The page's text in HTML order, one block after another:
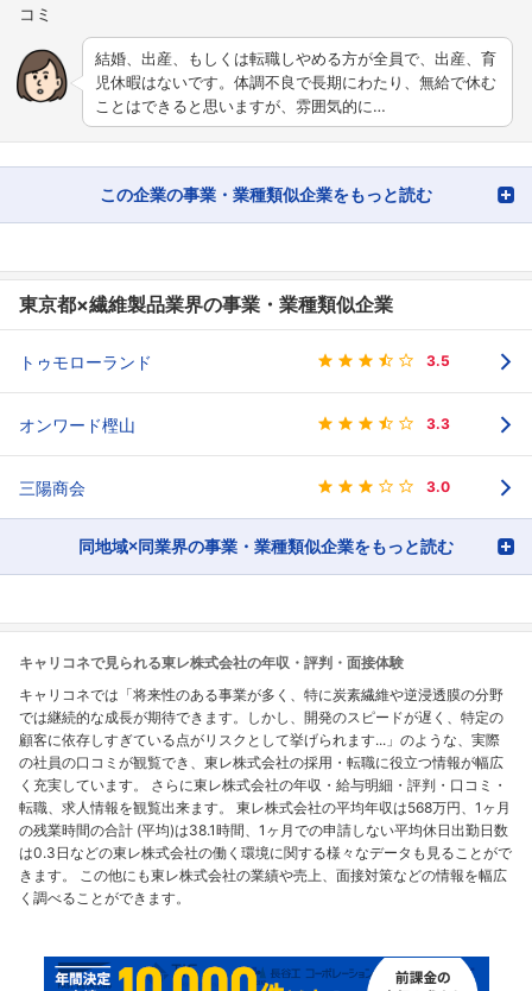
結婚、出産、もしくは転職しやめる方が全員で、出産、育
児休暇はないです。体調不良で長期にわたり、無給で休む
ことはできると思いますが、雰囲気的に…
この企業の事業・業種類似企業をもっと読む
東京都×繊維製品業界の事業・業種類似企業
トゥモローランド 3.5
オンワード樫山 3.3
三陽商会 3.0
同地域×同業界の事業・業種類似企業をもっと読む
キャリコネで見られる東レ株式会社の年収・評判・面接体験
キャリコネでは「将来性のある事業が多く、特に炭素繊維や逆浸透膜の分野
では継続的な成長が期待できます。しかし、開発のスピードが遅く、特定の
顧客に依存しすぎている点がリスクとして挙げられます...」のような、実際
の社員の口コミが観覧でき、東レ株式会社の採用・転職に役立つ情報が幅広
く充実しています。 さらに東レ株式会社の年収・給与明細・評判・口コミ・
転職、求人情報を観覧出来ます。 東レ株式会社の平均年収は568万円、1ヶ月
の残業時間の合計 (平均)は38.1時間、1ヶ月での申請しない平均休日出勤日数
は0.3日などの東レ株式会社の働く環境に関する様々なデータも見ることがで
きます。 この他にも東レ株式会社の業績や売上、面接対策などの情報を幅広
く調べることができます。